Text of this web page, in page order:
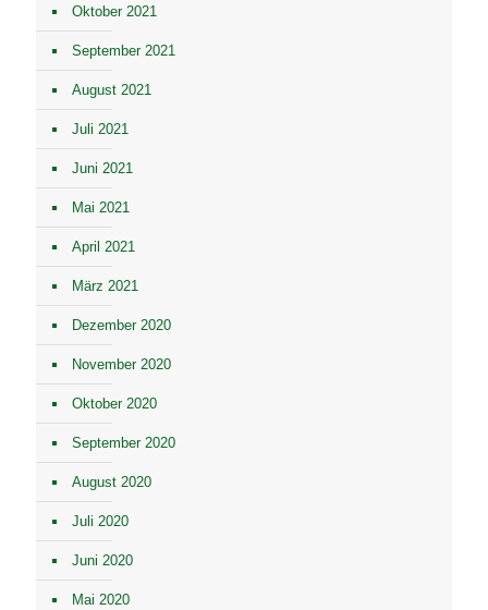
Oktober 2021
September 2021
August 2021
Juli 2021
Juni 2021
Mai 2021
April 2021
März 2021
Dezember 2020
November 2020
Oktober 2020
September 2020
August 2020
Juli 2020
Juni 2020
Mai 2020